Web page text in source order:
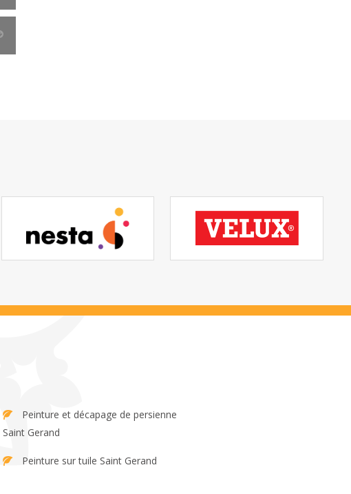
Saint Gerand
Peinture sur tuile Saint Gerand